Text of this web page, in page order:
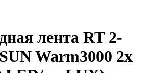
лента RT 2-
Warm3000 2x